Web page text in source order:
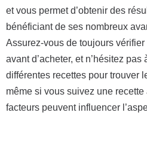
et vous permet d’obtenir des
bénéficiant de ses nombreux
Assurez-vous de toujours
avant d’acheter, et n’hésitez
différentes recettes pour trouver
même si vous suivez une
facteurs peuvent influencer